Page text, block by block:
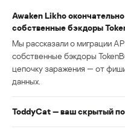
Awaken Likho
собственные бэкдоры
Мы рассказали о миграции
собственные бэкдоры
цепочку заражения — от
данных.
ToddyCat — ваш скрытый